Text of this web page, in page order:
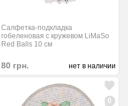
Салфетка-подкладка
гобеленовая с кружевом LiMaSo
Red Balls 10 см
80 грн. нет в наличии
0